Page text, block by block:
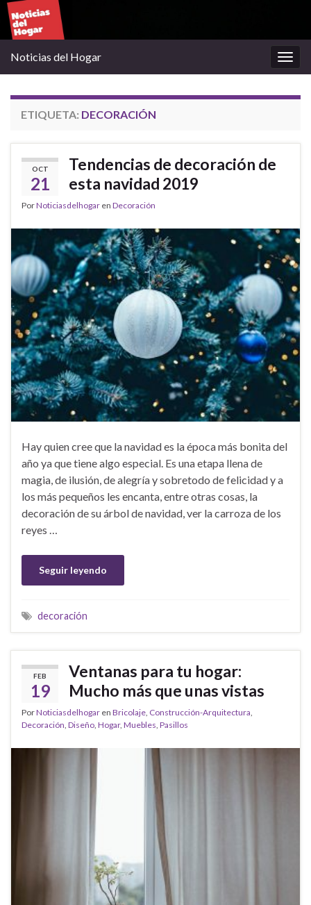
la
Noticias del Hogar
ETIQUETA: DECORACIÓN
OCT
21
Tendencias de decoración de
esta navidad 2019
PorNoticiasdelhogar en Decoración
Hay quien cree que la navidad es la época más bonita del
año ya que tiene algo especial. Es una etapa llena de
magia, de ilusión, de alegría y sobretodo de felicidad y a
los más pequeños les encanta, entre otras cosas, la
decoración de su árbol de navidad, ver la carroza de los
reyes …
Seguir leyendo
decoración
FEB
19
Ventanas para tu hogar:
Mucho más que unas vistas
PorNoticiasdelhogar en Bricolaje Construcción-Arquitectura
Decoración Diseño Hogar, Muebles Pasillos